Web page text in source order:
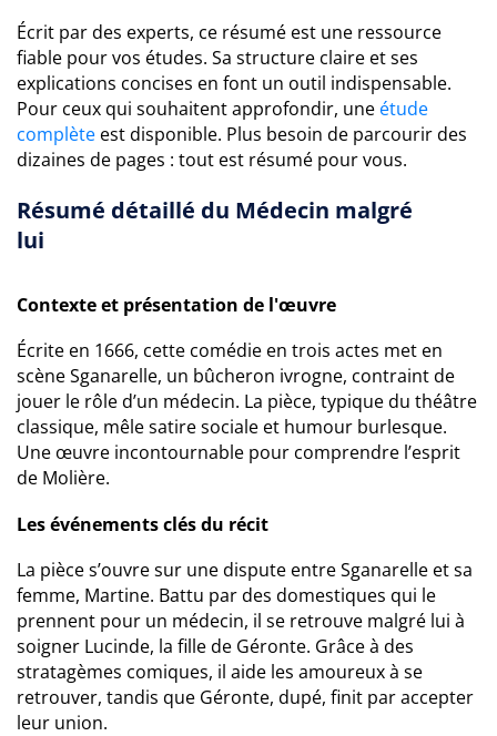
Écrit par des experts, ce résumé est une ressource
fiable pour vos études. Sa structure claire et ses
explications concises en font un outil indispensable.
Pour ceux qui souhaitent approfondir, une étude
complète est disponible. Plus besoin de parcourir des
dizaines de pages : tout est résumé pour vous.
Résumé détaillé du Médecin malgré
lui
Contexte et présentation de l'œuvre
Écrite en 1666, cette comédie en trois actes met en
scène Sganarelle, un bûcheron ivrogne, contraint de
jouer le rôle d’un médecin. La pièce, typique du théâtre
classique, mêle satire sociale et humour burlesque.
Une œuvre incontournable pour comprendre l’esprit
de Molière.
Les événements clés du récit
La pièce s’ouvre sur une dispute entre Sganarelle et sa
femme, Martine. Battu par des domestiques qui le
prennent pour un médecin, il se retrouve malgré lui à
soigner Lucinde, la fille de Géronte. Grâce à des
stratagèmes comiques, il aide les amoureux à se
retrouver, tandis que Géronte, dupé, finit par accepter
leur union.